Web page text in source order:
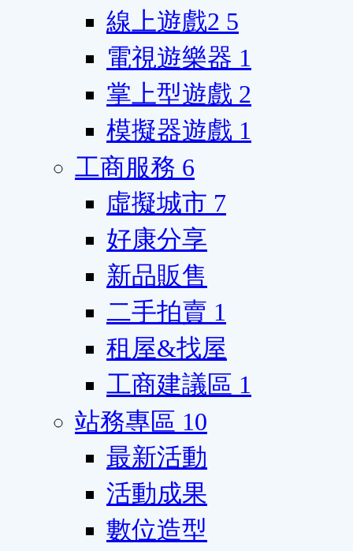
線上遊戲2 5
電視遊樂器 1
掌上型遊戲 2
模擬器遊戲 1
工商服務 6
虛擬城市 7
好康分享
新品販售
二手拍賣 1
租屋&找屋
工商建議區 1
站務專區 10
最新活動
活動成果
數位造型